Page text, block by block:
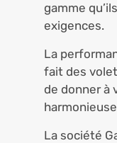
gamme
exigences.
La
fait des
de donner à
La société